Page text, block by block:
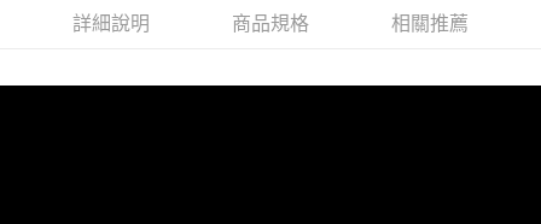
詳細說明 商品規格 相關推薦